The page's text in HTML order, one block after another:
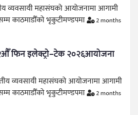
व्यवसायी महासंघको आयोजनामा आगामी
काठमाडौँको भृकुटीमण्डपमा
2 months
१२औँ फिन इलेक्ट्रो–टेक २०२६आयोजना
व्यवसायी महासंघको आयोजनामा आगामी
काठमाडौँको भृकुटीमण्डपमा
2 months